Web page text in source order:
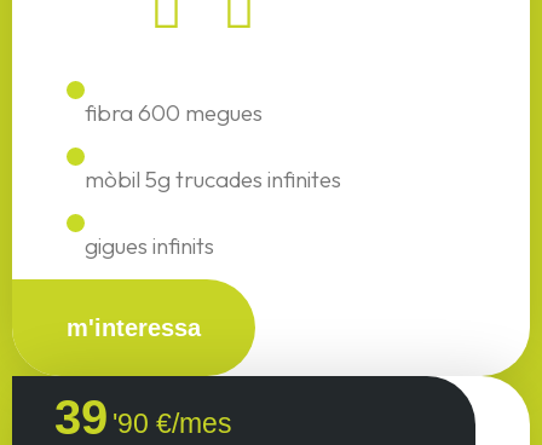
fibra 600 megues
mòbil 5g trucades infinites
gigues infinits
m'interessa
39 '90 €/mes